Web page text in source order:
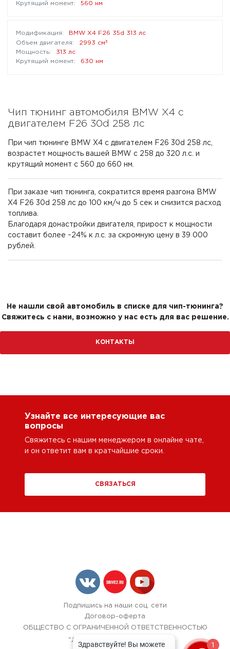
560 нм
BMW X4 F26 35d 313 лс
2993 см³
313 лс
630 нм
Чип тюнинг автомобиля BMW X4 с
двигателем F26 30d 258 лс
При чип тюнинге BMW X4 с двигателем F26 30d 258 лс,
возрастет мощность вашей BMW с 258 до 320 л.с. и
крутящий момент с 560 до 660 нм.
При заказе чип тюнинга, сократится время разгона BMW
X4 F26 30d 258 лс до 100 км/ч до 5 сек и снизится расход
топлива.
Благодаря донастройки двигателя, прирост к мощности
составит более ~24% к л.с. за скромную цену в 39 000
рублей.
Не нашли свой автомобиль в списке для чип-тюнинга?
Свяжитесь с нами, возможно у нас есть для вас решение.
КОНТАКТЫ
Узнайте все интересующие вас
вопросы
Свяжитесь с нашим менеджером в онлайне чате,
и он ответит вам в кратчайшие сроки.
СВЯЗАТЬСЯ
Подпишись на наши соц. сети
Договор-оферта
ОБЩЕСТВО С ОГРАНИЧЕННОЙ ОТВЕТСТВЕННОСТЬЮ
"ЛОК БОКС АВТОСЕРВИС",
1